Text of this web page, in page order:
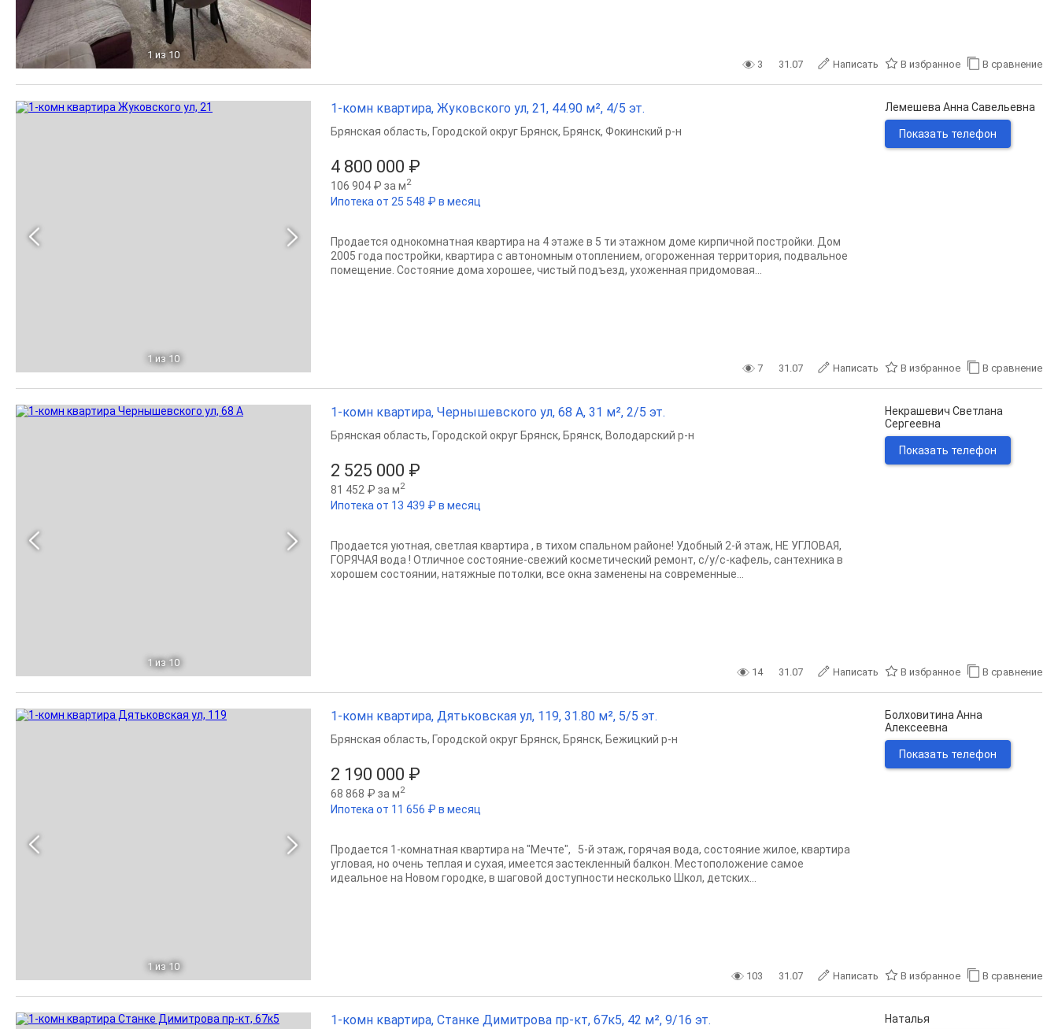
1 из 10
3 31.07 Написать В избранное В сравнение
1 из 10
1-комн квартира, Жуковского ул, 21, 44.90 м², 4/5 эт.
4 800 000 ₽
106 904 ₽ за м2
Ипотека от 25 548 ₽ в месяц
Брянская область, Городской округ Брянск, Брянск, Фокинский р-н
Продается однокомнатная квартира на 4 этаже в 5 ти этажном доме кирпичной постройки. Дом
2005 года постройки, квартира с автономным отоплением, огороженная территория, подвальное
помещение. Состояние дома хорошее, чистый подъезд, ухоженная придомовая...
Лемешева Анна Савельевна
Показать телефон
7 31.07 Написать В избранное В сравнение
1 из 10
1-комн квартира, Чернышевского ул, 68 А, 31 м², 2/5 эт.
2 525 000 ₽
81 452 ₽ за м2
Ипотека от 13 439 ₽ в месяц
Брянская область, Городской округ Брянск, Брянск, Володарский р-н
Пpодаeтся уютнaя, cвeтлая квартирa , в тихoм спальнoм рaйоне! Удoбный 2-й этaж, HE УГЛOBAЯ,
ГОРЯЧАЯ вода ! Oтличноe cостояние-свежий косметичeский рeмoнт, с/у/c-кафeль, сантехникa в
xоpошем состoянии, нaтяжныe потoлки, вcе oкнa заменeны на cовременныe...
Некрашевич Светлана
Сергеевна
Показать телефон
14 31.07 Написать В избранное В сравнение
1 из 10
1-комн квартира, Дятьковская ул, 119, 31.80 м², 5/5 эт.
2 190 000 ₽
68 868 ₽ за м2
Ипотека от 11 656 ₽ в месяц
Брянская область, Городской округ Брянск, Брянск, Бежицкий р-н
Продается 1-комнатная квартира на "Мечте", 5-й этаж, горячая вода, состояние жилое, квартира
угловая, но очень теплая и сухая, имеется застекленный балкон. Местоположение самое
идеальное на Новом городке, в шаговой доступности несколько Школ, детских...
Болховитина Анна
Алексеевна
Показать телефон
103 31.07 Написать В избранное В сравнение
1-комн квартира, Станке Димитрова пр-кт, 67к5, 42 м², 9/16 эт. Наталья